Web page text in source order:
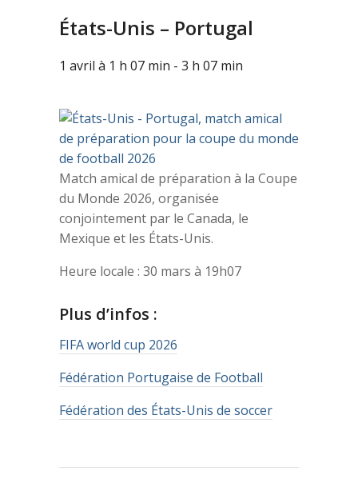
États-Unis – Portugal
1 avril à 1 h 07 min - 3 h 07 min
Match amical de préparation à la Coupe
du Monde 2026, organisée
conjointement par le Canada, le
Mexique et les États-Unis.
Heure locale : 30 mars à 19h07
Plus d’infos :
FIFA world cup 2026
Fédération Portugaise de Football
Fédération des États-Unis de soccer